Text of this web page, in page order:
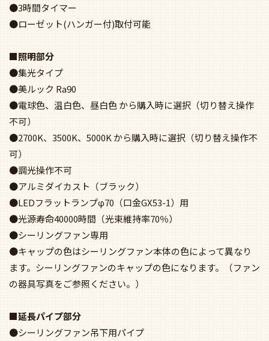
●3時間タイマー
●ローゼット(ハンガー付)取付可能
■照明部分
●集光タイプ
●美ルック Ra90
●電球色、温白色、昼白色 から購入時に選択（切り替え操作
不可）
●2700K、3500K、5000K から購入時に選択（切り替え操作不
可）
●調光操作不可
●アルミダイカスト（ブラック）
●LEDフラットランプφ70（口金GX53-1）用
●光源寿命40000時間（光束維持率70％）
●シーリングファン専用
●キャップの色はシーリングファン本体の色によって異なり
ます。シーリングファンのキャップの色になります。（ファン
の器具写真をご参照ください。）
■延長パイプ部分
●シーリングファン吊下用パイプ